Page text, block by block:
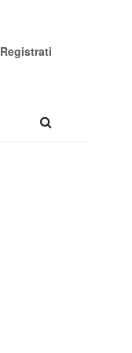
Registrati